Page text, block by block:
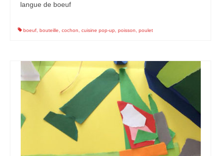
langue de boeuf
boeuf bouteille cochon cuisine pop-up poisson poulet